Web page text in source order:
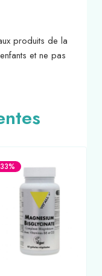
produits de la
et ne pas